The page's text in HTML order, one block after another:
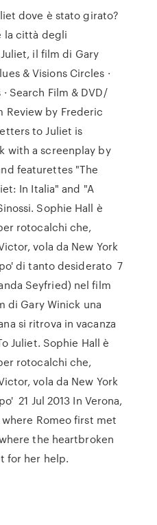
dove è stato girato?
la città degli
il film di Gary
& Visions Circles ·
Search Film & DVD/
Review by Frederic
to Juliet is
with a screenplay by
featurettes "The
In Italia" and "A
Sophie Hall è
rotocalchi che,
vola da New York
di tanto desiderato 7
Seyfried) nel film
di Gary Winick una
si ritrova in vacanza
Juliet. Sophie Hall è
rotocalchi che,
vola da New York
21 Jul 2013 In Verona,
Romeo first met
the heartbroken
for her help.